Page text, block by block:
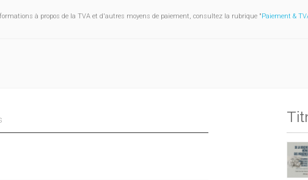
à propos de la TVA et d'autres moyens de paiement, consultez la rubrique "Paiement &